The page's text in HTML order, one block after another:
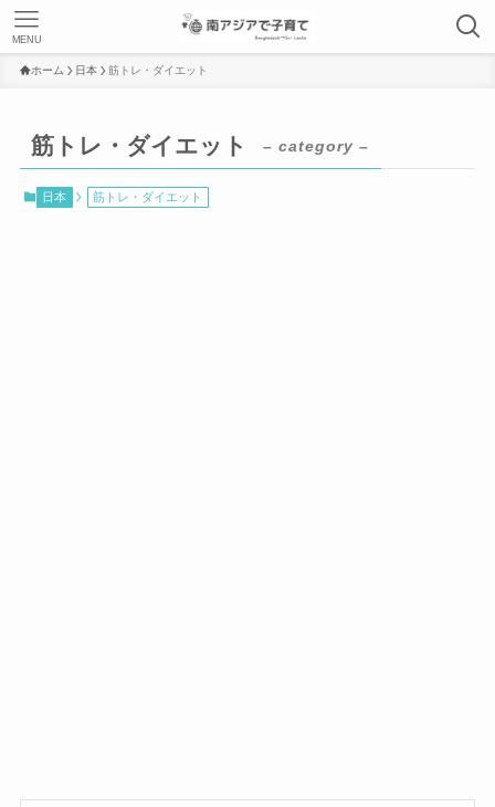
MENU
ホーム 日本 筋トレ・ダイエット
筋トレ・ダイエット – category –
日本 筋トレ・ダイエット